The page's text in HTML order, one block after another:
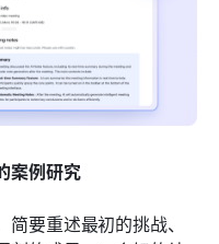
案例研究
要重述最初的挑战、